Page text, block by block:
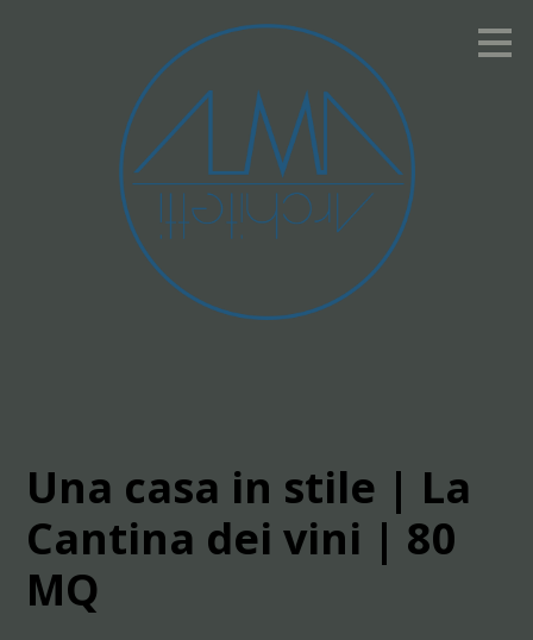
Una casa in stile | La
Cantina dei vini | 80
MQ